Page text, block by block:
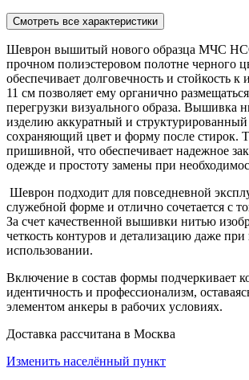
Смотреть все характеристики
Шеврон вышитый нового образца МЧС
прочном полиэстеровом полотне черного
обеспечивает долговечность и стойкость к
11 см позволяет ему органично
перегрузки визуального образа. Вышивка
изделию аккуратный и
сохраняющий цвет и форму после стирок.
пришивной, что обеспечивает надежное
одежде и простоту замены при
Шеврон подходит для повседневной
служебной форме и отлично сочетается с
За счет качественной вышивки нитью
четкость контуров и детализацию даже
использовании.
Включение в состав формы подчеркивает
идентичность и профессионализм,
элементом анкеры в рабочих условиях.
Доставка рассчитана в Москва
Изменить населённый пункт